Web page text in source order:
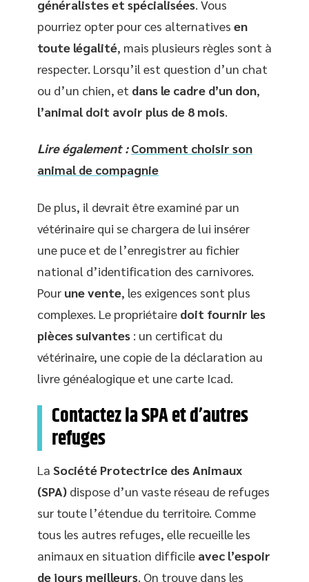
généralistes et spécialisées . Vous
pourriez opter pour ces alternatives en
toute légalité, mais plusieurs règles sont à
respecter. Lorsqu’il est question d’un chat
ou d’un chien, et dans le cadre d’un don,
l’animal doit avoir plus de 8 mois
Lire également : Comment choisir son
animal de compagnie
De plus, il devrait être examiné par un
vétérinaire qui se chargera de lui insérer
une puce et de l’enregistrer au fichier
national d’identification des carnivores.
Pour une vente, les exigences sont plus
complexes. Le propriétaire doit fournir les
pièces suivantes : un certificat du
vétérinaire, une copie de la déclaration au
livre généalogique et une carte Icad.
Contactez la SPA et d’autres
refuges
La Société Protectrice des Animaux
(SPA) dispose d’un vaste réseau de refuges
sur toute l’étendue du territoire. Comme
tous les autres refuges, elle recueille les
animaux en situation difficile avec l’espoir
de jours meilleurs . On trouve dans les